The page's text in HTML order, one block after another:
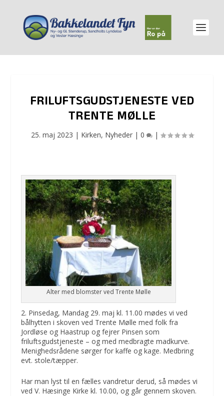
FRILUFTSGUDSTJENESTE VED
TRENTE MØLLE
25. maj 2023 | Kirken, Nyheder| 0 |
Alter med blomster ved Trente Mølle
2. Pinsedag, Mandag 29. maj kl. 11.00 mødes vi ved
bålhytten i skoven ved Trente Mølle med folk fra
Jordløse og Haastrup og fejrer Pinsen som
friluftsgudstjeneste – og med medbragte madkurve.
Menighedsrådene sørger for kaffe og kage. Medbring
evt. stole/tæpper.
Har man lyst til en fælles vandretur derud, så mødes vi
ved V. Hæsinge Kirke kl. 10.00, og går gennem skoven.